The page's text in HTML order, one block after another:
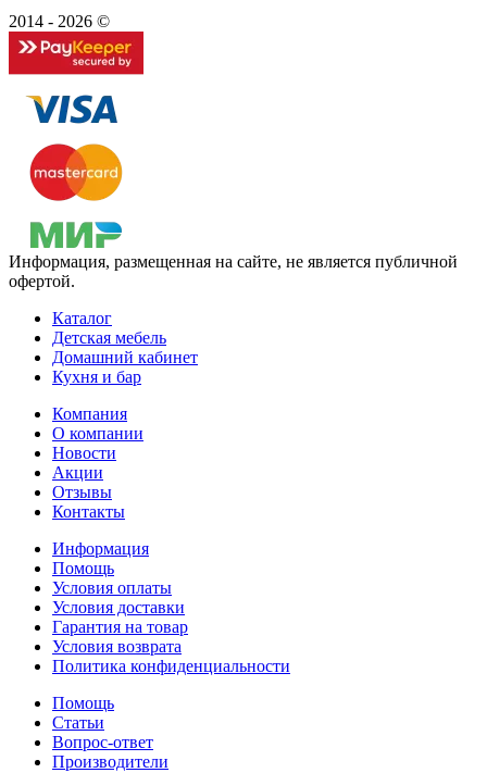
2014 - 2026 ©
Информация, размещенная на сайте, не является публичной
офертой.
Каталог
Детская мебель
Домашний кабинет
Кухня и бар
Компания
О компании
Новости
Акции
Отзывы
Контакты
Информация
Помощь
Условия оплаты
Условия доставки
Гарантия на товар
Условия возврата
Политика конфиденциальности
Помощь
Статьи
Вопрос-ответ
Производители